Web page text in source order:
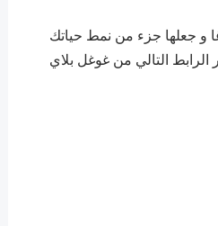
و جعلها جزء من نمط حياتك
التالي من غوغل بلاي